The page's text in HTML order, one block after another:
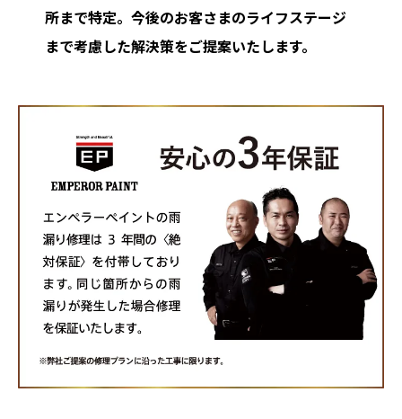
所まで特定。今後のお客さまのライフステージ
まで考慮した解決策をご提案いたします。